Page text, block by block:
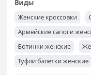
Виды
Женские кроссовки
Армейские сапоги
Ботинки женские
Туфли балетки женские